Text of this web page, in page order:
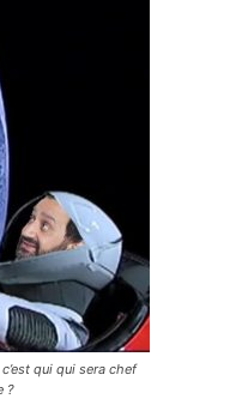
qui qui sera chef
?